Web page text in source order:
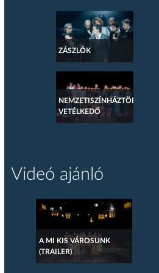
ZÁSZLÓK
NEMZETISZÍNHÁZTÖRTÉNETI
VETÉLKEDŐ
Videó ajánló
A MI KIS VÁROSUNK
(TRAILER)